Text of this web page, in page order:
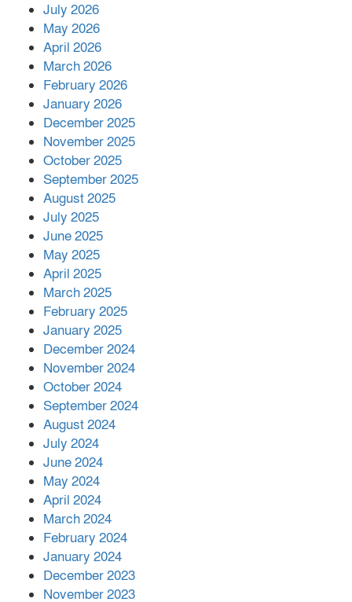
পর ফোন তারেক রহমানের,গ্যাস সঙ্কট
সহায়তা দিলেন সাচিং প্রু জেরী
July 2026
May 2026
April 2026
March 2026
February 2026
January 2026
December 2025
November 2025
October 2025
September 2025
August 2025
July 2025
June 2025
May 2025
April 2025
March 2025
February 2025
January 2025
December 2024
November 2024
October 2024
September 2024
August 2024
July 2024
June 2024
May 2024
April 2024
March 2024
February 2024
January 2024
December 2023
November 2023